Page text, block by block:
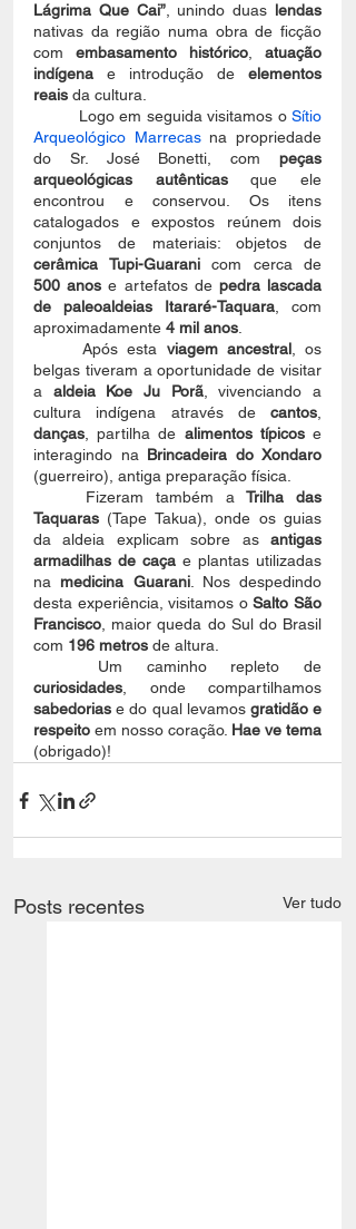
Lágrima Que Cai”, unindo duas lendas
nativas da região numa obra de ficção
com embasamento histórico
atuação
indígena e introdução de elementos
reais da cultura.
	Logo em seguida visitamos o
Sítio
Arqueológico Marrecas na propriedade
do Sr. José Bonetti, com peças
arqueológicas autênticas que ele
encontrou e conservou. Os itens
catalogados e expostos reúnem dois
cerâmica Tupi-Guarani
500 anos e artefatos de pedra lascada
de paleoaldeias Itararé-Taquara , com
aproximadamente 4 mil anos
	Após esta
viagem ancestral, os
belgas tiveram a oportunidade de visitar
a aldeia Koe Ju Porã, vivenciando a
cultura indígena através de cantos
danças , partilha de alimentos típicos e
interagindo na Brincadeira do Xondaro
(guerreiro), antiga preparação física.
	Fizeram também a
Trilha das
Taquaras (Tape Takua), onde os guias
da aldeia explicam sobre as antigas
armadilhas de caça e plantas utilizadas
na medicina Guarani. Nos despedindo
desta experiência, visitamos o Salto São
Francisco , maior queda do Sul do Brasil
com 196 metros de altura.
curiosidades
sabedorias e do qual levamos gratidão e
respeito em nosso coração. Hae ve tema
(obrigado)!
Posts recentes Ver tudo